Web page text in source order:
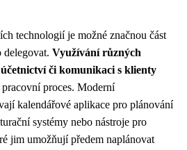
technologií je možné značnou část
delegovat. Využívání různých
či komunikaci s klienty
proces. Moderní
kalendářové aplikace pro plánování
systémy nebo nástroje pro
jim umožňují předem naplánovat